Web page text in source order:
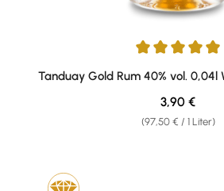
Durchschnittliche Bewertung von
Tanduay Gold Rum 40% vol. 0,04l
(97,50 € / 1 Liter)
Regulärer
3,90 €